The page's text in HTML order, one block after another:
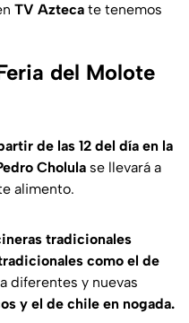
TV Azteca te tenemos
del Molote
de las 12 del día en la
Cholula se llevará a
alimento.
tradicionales
como el de
diferentes y nuevas
y el de chile en nogada.